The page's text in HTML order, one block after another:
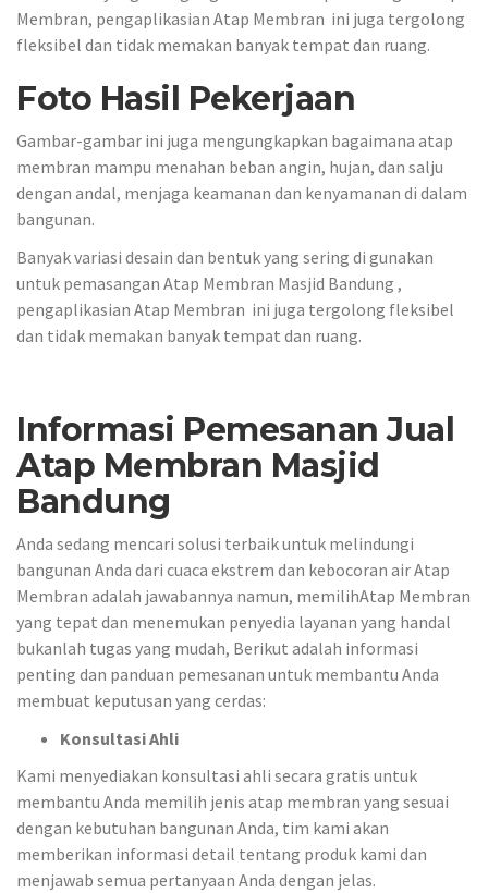
Membran, pengaplikasian Atap Membran ini juga tergolong
fleksibel dan tidak memakan banyak tempat dan ruang.
Foto Hasil Pekerjaan
Gambar-gambar ini juga mengungkapkan bagaimana atap
membran mampu menahan beban angin, hujan, dan salju
dengan andal, menjaga keamanan dan kenyamanan di dalam
bangunan.
Banyak variasi desain dan bentuk yang sering di gunakan
untuk pemasangan Atap Membran Masjid Bandung ,
pengaplikasian Atap Membran ini juga tergolong fleksibel
dan tidak memakan banyak tempat dan ruang.
Informasi Pemesanan Jual
Atap Membran Masjid
Bandung
Anda sedang mencari solusi terbaik untuk melindungi
bangunan Anda dari cuaca ekstrem dan kebocoran air Atap
Membran adalah jawabannya namun, memilihAtap Membran
yang tepat dan menemukan penyedia layanan yang handal
bukanlah tugas yang mudah, Berikut adalah informasi
penting dan panduan pemesanan untuk membantu Anda
membuat keputusan yang cerdas:
Konsultasi Ahli
Kami menyediakan konsultasi ahli secara gratis untuk
membantu Anda memilih jenis atap membran yang sesuai
dengan kebutuhan bangunan Anda, tim kami akan
memberikan informasi detail tentang produk kami dan
menjawab semua pertanyaan Anda dengan jelas.